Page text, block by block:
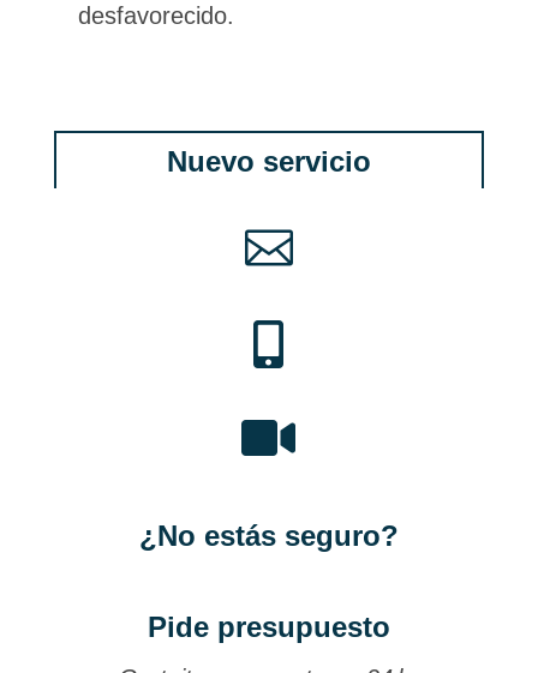
desfavorecido.
Nuevo servicio



¿No estás seguro?
Pide presupuesto